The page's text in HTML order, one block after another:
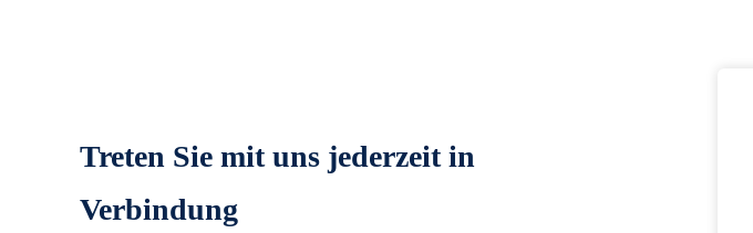
Treten Sie mit uns jederzeit in
Verbindung